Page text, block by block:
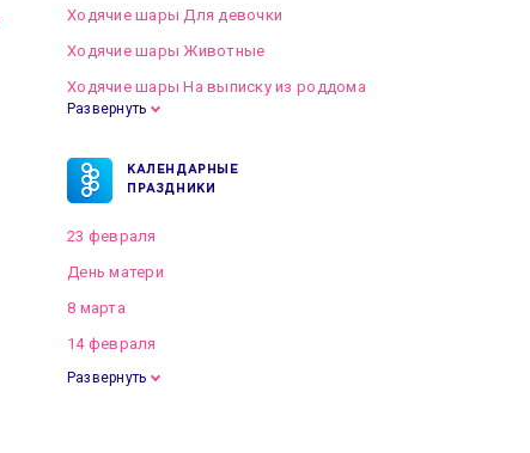
Ходячие шары Для девочки
Ходячие шары Животные
Ходячие шары На выписку из роддома
Развернуть
КАЛЕНДАРНЫЕ
ПРАЗДНИКИ
23 февраля
День матери
8 марта
14 февраля
Развернуть